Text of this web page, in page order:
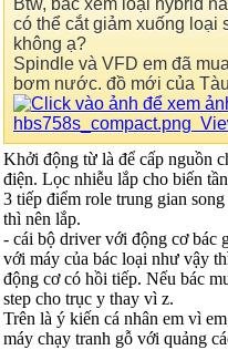
Btw, bác xem loại hybrid
có thể cắt giảm xuống loại
không ạ?
Spindle và VFD em đã
bơm nước. đồ mới của
Khởi động từ là để cấp nguồn
điện. Lọc nhiễu lắp cho biến
3 tiếp điểm role trung gian
thì nên lắp.
- cái bộ driver với động cơ bác
với máy của bác loại như vậy
động cơ có hồi tiếp. Nếu bác
step cho trục y thay vì z.
Trên là ý kiến cá nhân em vì
máy chạy tranh gỗ với quảng